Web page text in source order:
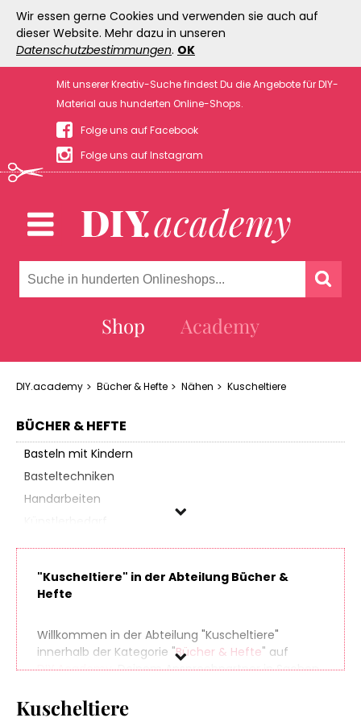
Wir essen gerne Cookies und verwenden sie auch auf
dieser Website. Mehr dazu in unseren
Datenschutzbestimmungen. OK
Mit unserer Kreativ-Suche findest Du die Angebote für DIY-
Material aus hunderten Online-Shops.
Folge uns auf Facebook
Folge uns auf Instagram
Shop Academy
DIY.academy Bücher & Hefte Nähen Kuscheltiere
BÜCHER & HEFTE
Basteln mit Kindern
Basteltechniken
Handarbeiten
Nähen
Kuscheltiere
Patchwork & Quilten
Taschen
Papierbasteln
"Kuscheltiere" in der Abteilung Bücher &
Hefte
Willkommen in der Abteilung "Kuscheltiere"
innerhalb der Kategorie "Bücher & Hefte" auf
DIY.Academy, Deinem Ansprechpartner in Sachen
Produkte aus zahlreichen Online-Shops, die sich
Kuscheltiere